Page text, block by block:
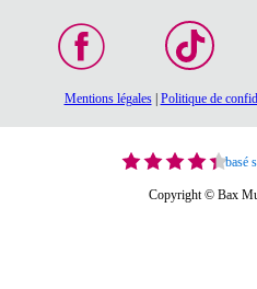
Mentions légales| Politique de
basé
Copyright © Bax